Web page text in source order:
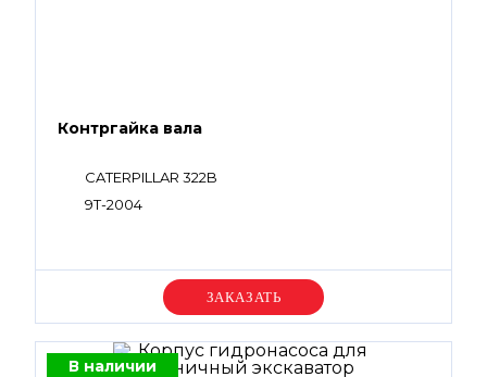
Контргайка вала
CATERPILLAR 322B
9T-2004
Уточняйте цену
В наличии